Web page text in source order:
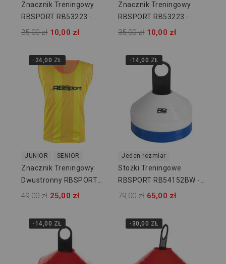
Znacznik Treningowy
RBSPORT RB53223 -
Różowy
35,00 zł 10,00 zł
Znacznik Treningowy
RBSPORT RB53223 -
Niebieski
35,00 zł 10,00 zł
-24,00 ZŁ
JUNIOR SENIOR
Znacznik Treningowy
Dwustronny RBSPORT
RB53136
49,00 zł 25,00 zł
-14,00 ZŁ
Jeden rozmiar
Stożki Treningowe
RBSPORT RB54152BW -
40 Szt
79,00 zł 65,00 zł
-14,00 ZŁ -30,00 ZŁ